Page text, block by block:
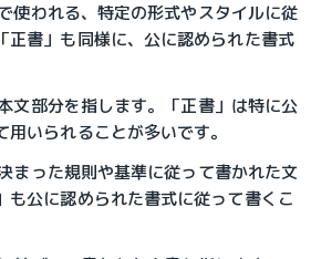
使われる、特定の形式やスタイルに従
正書」も同様に、公に認められた書式
文部分を指します。「正書」は特に公
いられることが多いです。
まった規則や基準に従って書かれた文
も公に認められた書式に従って書くこ